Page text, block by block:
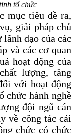
tổ chức
mục tiêu đề ra,
giải pháp chủ
đạo của các
và các cơ quan
hoạt động của
lượng, tăng
với hoạt động
chức hành nghề
đội ngũ cán
về công tác cải
chức có chức